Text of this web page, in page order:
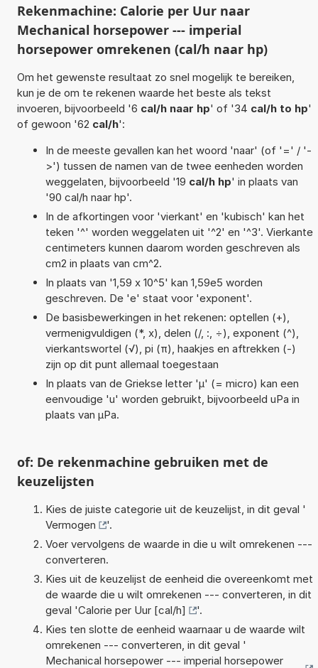
Rekenmachine: Calorie per Uur naar
Mechanical horsepower --- imperial
horsepower omrekenen (cal/h naar hp)
Om het gewenste resultaat zo snel mogelijk te bereiken,
kun je de om te rekenen waarde het beste als tekst
invoeren, bijvoorbeeld '6 cal/h naar hp' of '34 cal/h to hp'
of gewoon '62 cal/h':
In de meeste gevallen kan het woord 'naar' (of '=' / '-
>') tussen de namen van de twee eenheden worden
weggelaten, bijvoorbeeld '19 cal/h hp' in plaats van
'90 cal/h naar hp'.
In de afkortingen voor 'vierkant' en 'kubisch' kan het
teken '^' worden weggelaten uit '^2' en '^3'. Vierkante
centimeters kunnen daarom worden geschreven als
cm2 in plaats van cm^2.
In plaats van '1,59 x 10^5' kan 1,59e5 worden
geschreven. De 'e' staat voor 'exponent'.
De basisbewerkingen in het rekenen: optellen (+),
vermenigvuldigen (*, x), delen (/, :, ÷), exponent (^),
vierkantswortel (√), pi (π), haakjes en aftrekken (-)
zijn op dit punt allemaal toegestaan
In plaats van de Griekse letter 'µ' (= micro) kan een
eenvoudige 'u' worden gebruikt, bijvoorbeeld uPa in
plaats van µPa.
of: De rekenmachine gebruiken met de
keuzelijsten
Kies de juiste categorie uit de keuzelijst, in dit geval '
Vermogen
'.
Voer vervolgens de waarde in die u wilt omrekenen ---
converteren.
Kies uit de keuzelijst de eenheid die overeenkomt met
de waarde die u wilt omrekenen --- converteren, in dit
geval 'Calorie per Uur [cal/h]
'.
Kies ten slotte de eenheid waarnaar u de waarde wilt
omrekenen --- converteren, in dit geval '
Mechanical horsepower --- imperial horsepower